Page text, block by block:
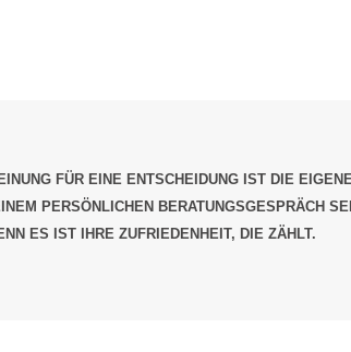
FÜR EINE ENTSCHEIDUNG IST DIE
PERSÖNLICHEN BERATUNGSGESPRÄCH
ES IST IHRE ZUFRIEDENHEIT, DIE ZÄHLT.